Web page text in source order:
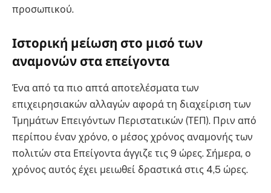
προσωπικού.
Ιστορική μείωση στο μισό των
αναμονών στα επείγοντα
Ένα από τα πιο απτά αποτελέσματα των
επιχειρησιακών αλλαγών αφορά τη διαχείριση των
Τμημάτων Επειγόντων Περιστατικών (ΤΕΠ). Πριν από
περίπου έναν χρόνο, ο μέσος χρόνος αναμονής των
πολιτών στα Επείγοντα άγγιζε τις 9 ώρες. Σήμερα, ο
χρόνος αυτός έχει μειωθεί δραστικά στις 4,5 ώρες.